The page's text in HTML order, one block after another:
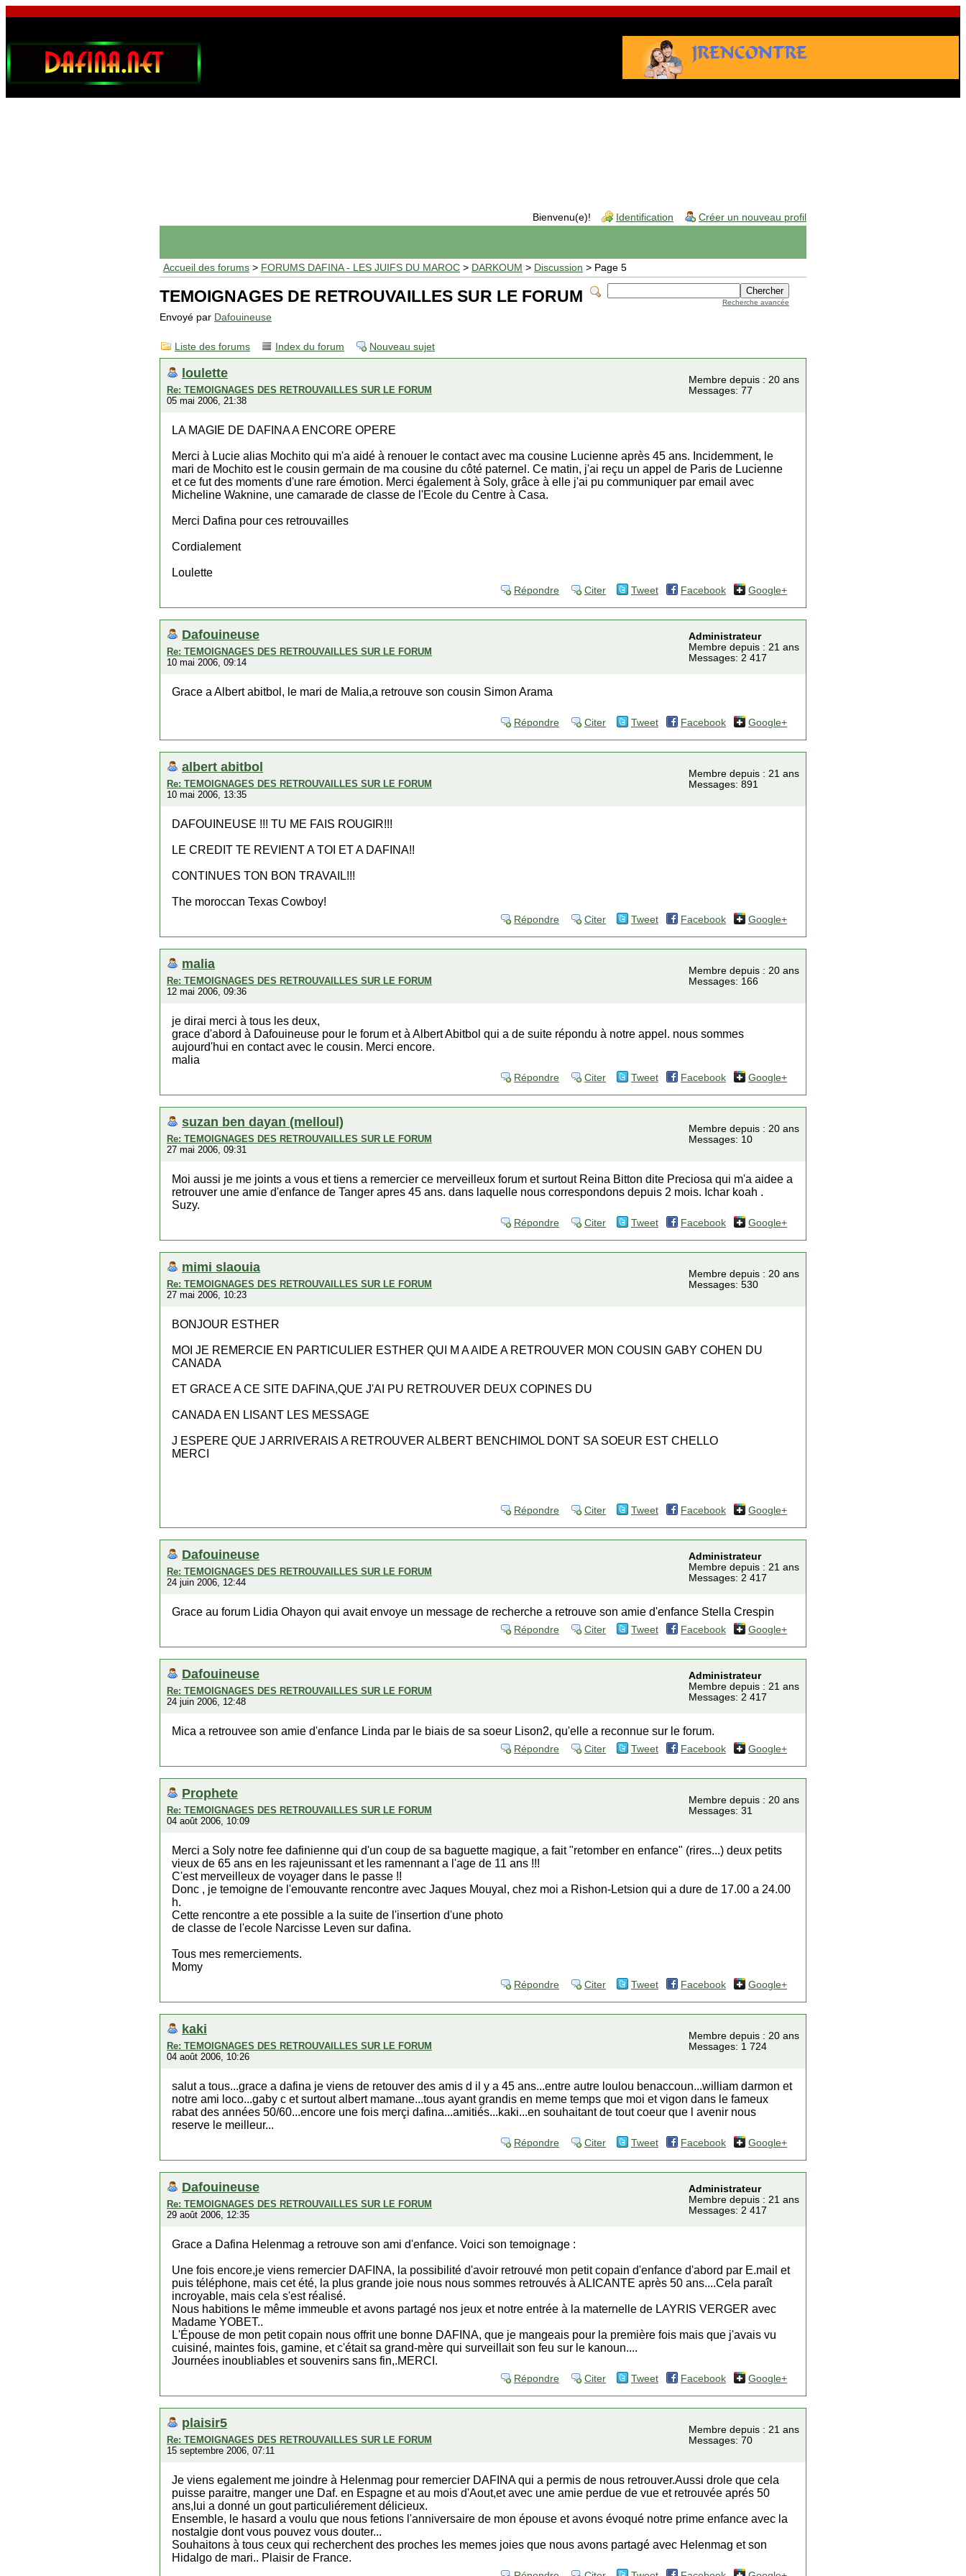
Bienvenu(e)! Identification Créer un nouveau profil
Accueil des forums > FORUMS DAFINA - LES JUIFS DU MAROC > DARKOUM > Discussion > Page 5
Recherche avancée
TEMOIGNAGES DE RETROUVAILLES SUR LE FORUM
Envoyé par Dafouineuse
Liste des forums Index du forum Nouveau sujet
loulette
Re: TEMOIGNAGES DES RETROUVAILLES SUR LE FORUM
05 mai 2006, 21:38
Membre depuis : 20 ans
Messages: 77
LA MAGIE DE DAFINA A ENCORE OPERE
Merci à Lucie alias Mochito qui m'a aidé à renouer le contact avec ma cousine Lucienne après 45 ans. Incidemment, le
mari de Mochito est le cousin germain de ma cousine du côté paternel. Ce matin, j'ai reçu un appel de Paris de Lucienne
et ce fut des moments d'une rare émotion. Merci également à Soly, grâce à elle j'ai pu communiquer par email avec
Micheline Waknine, une camarade de classe de l'Ecole du Centre à Casa.
Merci Dafina pour ces retrouvailles
Cordialement
Loulette
Répondre Citer Tweet Facebook Google+
Dafouineuse
Re: TEMOIGNAGES DES RETROUVAILLES SUR LE FORUM
10 mai 2006, 09:14
Administrateur
Membre depuis : 21 ans
Messages: 2 417
Grace a Albert abitbol, le mari de Malia,a retrouve son cousin Simon Arama
Répondre Citer Tweet Facebook Google+
albert abitbol
Re: TEMOIGNAGES DES RETROUVAILLES SUR LE FORUM
10 mai 2006, 13:35
Membre depuis : 21 ans
Messages: 891
DAFOUINEUSE !!! TU ME FAIS ROUGIR!!!
LE CREDIT TE REVIENT A TOI ET A DAFINA!!
CONTINUES TON BON TRAVAIL!!!
The moroccan Texas Cowboy!
Répondre Citer Tweet Facebook Google+
malia
Re: TEMOIGNAGES DES RETROUVAILLES SUR LE FORUM
12 mai 2006, 09:36
Membre depuis : 20 ans
Messages: 166
je dirai merci à tous les deux,
grace d'abord à Dafouineuse pour le forum et à Albert Abitbol qui a de suite répondu à notre appel. nous sommes
aujourd'hui en contact avec le cousin. Merci encore.
malia
Répondre Citer Tweet Facebook Google+
suzan ben dayan (melloul)
Re: TEMOIGNAGES DES RETROUVAILLES SUR LE FORUM
27 mai 2006, 09:31
Membre depuis : 20 ans
Messages: 10
Moi aussi je me joints a vous et tiens a remercier ce merveilleux forum et surtout Reina Bitton dite Preciosa qui m'a aidee a
retrouver une amie d'enfance de Tanger apres 45 ans. dans laquelle nous correspondons depuis 2 mois. Ichar koah .
Suzy.
Répondre Citer Tweet Facebook Google+
mimi slaouia
Re: TEMOIGNAGES DES RETROUVAILLES SUR LE FORUM
27 mai 2006, 10:23
Membre depuis : 20 ans
Messages: 530
BONJOUR ESTHER
MOI JE REMERCIE EN PARTICULIER ESTHER QUI M A AIDE A RETROUVER MON COUSIN GABY COHEN DU
CANADA
ET GRACE A CE SITE DAFINA,QUE J'AI PU RETROUVER DEUX COPINES DU
CANADA EN LISANT LES MESSAGE
J ESPERE QUE J ARRIVERAIS A RETROUVER ALBERT BENCHIMOL DONT SA SOEUR EST CHELLO
MERCI
Répondre Citer Tweet Facebook Google+
Dafouineuse
Re: TEMOIGNAGES DES RETROUVAILLES SUR LE FORUM
24 juin 2006, 12:44
Administrateur
Membre depuis : 21 ans
Messages: 2 417
Grace au forum Lidia Ohayon qui avait envoye un message de recherche a retrouve son amie d'enfance Stella Crespin
Répondre Citer Tweet Facebook Google+
Dafouineuse
Re: TEMOIGNAGES DES RETROUVAILLES SUR LE FORUM
24 juin 2006, 12:48
Administrateur
Membre depuis : 21 ans
Messages: 2 417
Mica a retrouvee son amie d'enfance Linda par le biais de sa soeur Lison2, qu'elle a reconnue sur le forum.
Répondre Citer Tweet Facebook Google+
Prophete
Re: TEMOIGNAGES DES RETROUVAILLES SUR LE FORUM
04 août 2006, 10:09
Membre depuis : 20 ans
Messages: 31
Merci a Soly notre fee dafinienne qui d'un coup de sa baguette magique, a fait "retomber en enfance" (rires...) deux petits
vieux de 65 ans en les rajeunissant et les ramennant a l'age de 11 ans !!!
C'est merveilleux de voyager dans le passe !!
Donc , je temoigne de l'emouvante rencontre avec Jaques Mouyal, chez moi a Rishon-Letsion qui a dure de 17.00 a 24.00
h.
Cette rencontre a ete possible a la suite de l'insertion d'une photo
de classe de l'ecole Narcisse Leven sur dafina.
Tous mes remerciements.
Momy
Répondre Citer Tweet Facebook Google+
kaki
Re: TEMOIGNAGES DES RETROUVAILLES SUR LE FORUM
04 août 2006, 10:26
Membre depuis : 20 ans
Messages: 1 724
salut a tous...grace a dafina je viens de retouver des amis d il y a 45 ans...entre autre loulou benaccoun...william darmon et
notre ami loco...gaby c et surtout albert mamane...tous ayant grandis en meme temps que moi et vigon dans le fameux
rabat des années 50/60...encore une fois merçi dafina...amitiés...kaki...en souhaitant de tout coeur que l avenir nous
reserve le meilleur...
Répondre Citer Tweet Facebook Google+
Dafouineuse
Re: TEMOIGNAGES DES RETROUVAILLES SUR LE FORUM
29 août 2006, 12:35
Administrateur
Membre depuis : 21 ans
Messages: 2 417
Grace a Dafina Helenmag a retrouve son ami d'enfance. Voici son temoignage :
Une fois encore,je viens remercier DAFINA, la possibilité d'avoir retrouvé mon petit copain d'enfance d'abord par E.mail et
puis téléphone, mais cet été, la plus grande joie nous nous sommes retrouvés à ALICANTE après 50 ans....Cela paraît
incroyable, mais cela s'est réalisé.
Nous habitions le même immeuble et avons partagé nos jeux et notre entrée à la maternelle de LAYRIS VERGER avec
Madame YOBET..
L'Épouse de mon petit copain nous offrit une bonne DAFINA, que je mangeais pour la première fois mais que j'avais vu
cuisiné, maintes fois, gamine, et c'était sa grand-mère qui surveillait son feu sur le kanoun....
Journées inoubliables et souvenirs sans fin,.MERCI.
Répondre Citer Tweet Facebook Google+
plaisir5
Re: TEMOIGNAGES DES RETROUVAILLES SUR LE FORUM
15 septembre 2006, 07:11
Membre depuis : 21 ans
Messages: 70
Je viens egalement me joindre à Helenmag pour remercier DAFINA qui a permis de nous retrouver.Aussi drole que cela
puisse paraitre, manger une Daf. en Espagne et au mois d'Aout,et avec une amie perdue de vue et retrouvée aprés 50
ans,lui a donné un gout particuliérement délicieux.
Ensemble, le hasard a voulu que nous fetions l'anniversaire de mon épouse et avons évoqué notre prime enfance avec la
nostalgie dont vous pouvez vous douter...
Souhaitons à tous ceux qui recherchent des proches les memes joies que nous avons partagé avec Helenmag et son
Hidalgo de mari.. Plaisir de France.